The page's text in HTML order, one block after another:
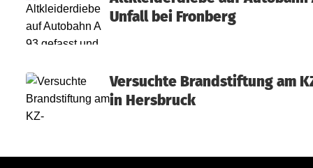
0
0
0
S
Unfall bei Fronberg
Versuchte Brandstiftung am
in Hersbruck